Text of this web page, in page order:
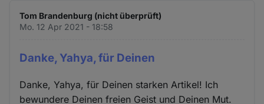
Tom Brandenburg (nicht überprüft)
Mo. 12 Apr 2021 - 18:58
Danke, Yahya, für Deinen
Danke, Yahya, für Deinen starken Artikel! Ich
bewundere Deinen freien Geist und Deinen Mut.